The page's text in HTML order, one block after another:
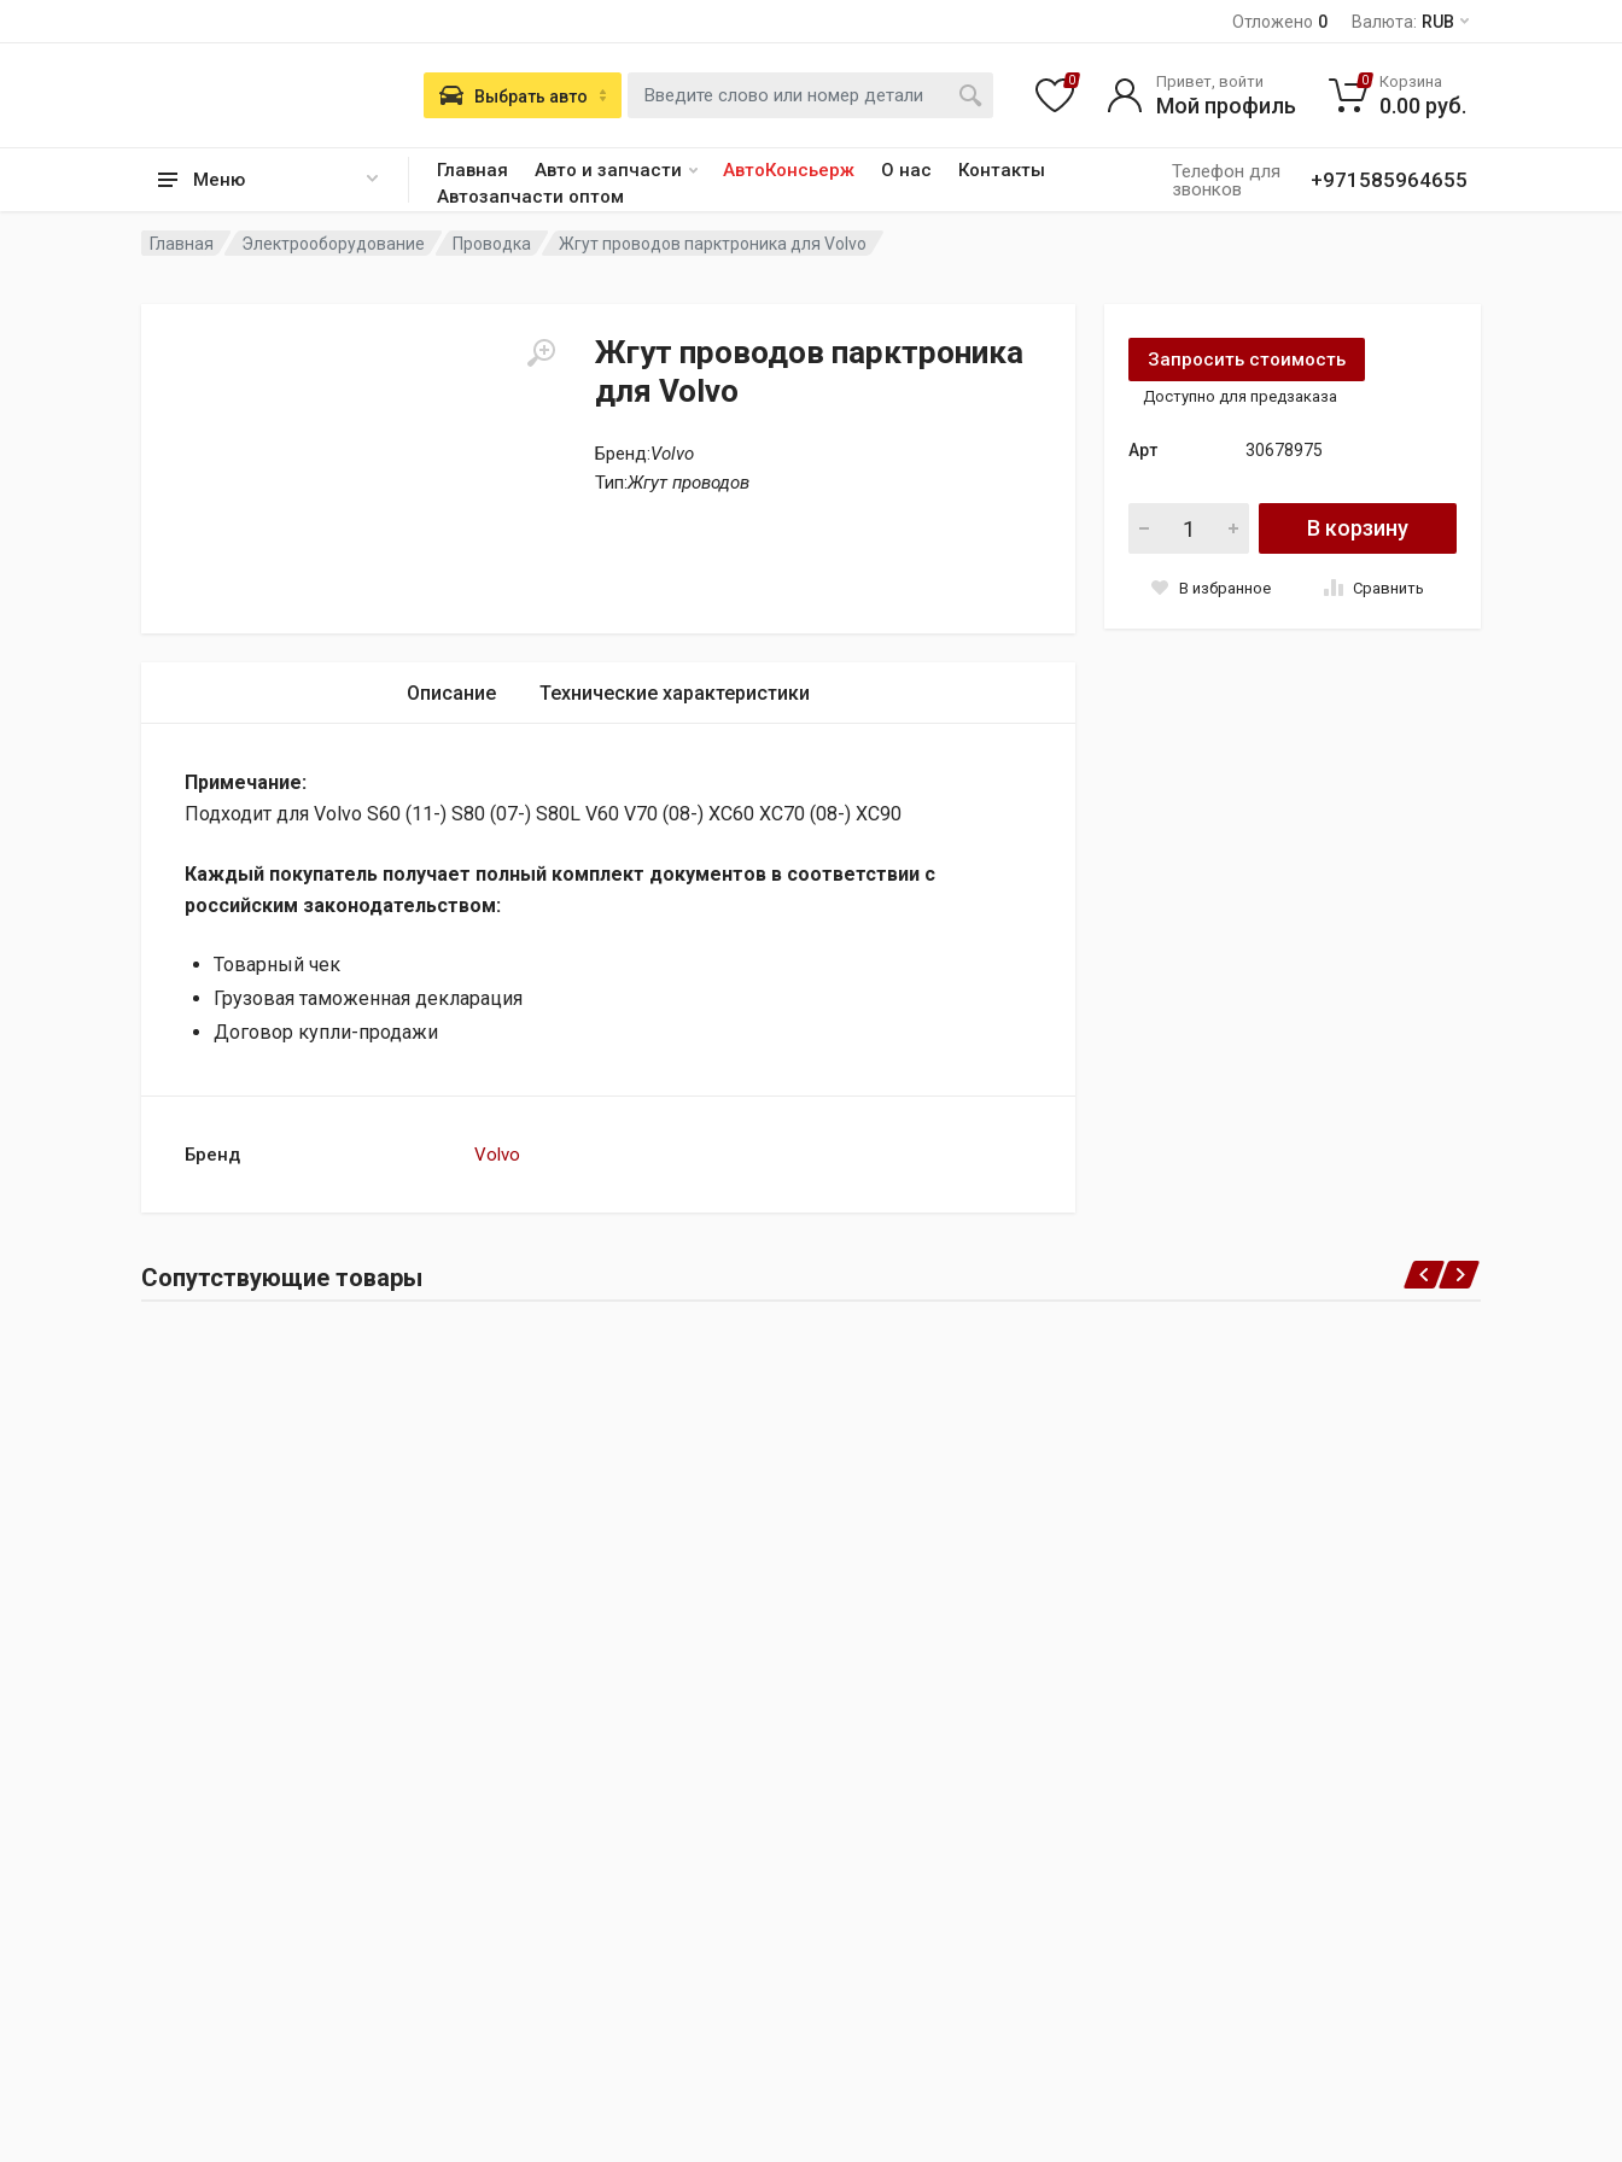
Отложено 0 Валюта: RUB
Меню Главная Авто и запчасти АвтоКонсьерж О нас
Контакты
Автозапчасти оптом
Телефон для
звонков
+971585964655
Выбрать авто
0 Привет, войти
Мой профиль
0 Корзина
0.00 руб.
Главная Электрооборудование Проводка Жгут проводов парктроника для Volvo
Жгут проводов парктроника
для Volvo
Бренд:Volvo
Тип:Жгут проводов
Запросить стоимость
Доступно для предзаказа
Арт 30678975
Жгут проводов парктроника для Volvo quantity
В корзину
В избранное Сравнить
Описание Технические характеристики
Примечание:
Подходит для Volvo S60 (11-) S80 (07-) S80L V60 V70 (08-) XC60 XC70 (08-) XC90
Каждый покупатель получает полный комплект документов в соответствии с
российским законодательством:
Товарный чек
Грузовая таможенная декларация
Договор купли-продажи
Бренд Volvo
Сопутствующие товары